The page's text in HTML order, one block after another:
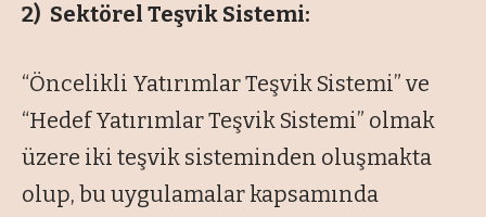
2) Sektörel Teşvik Sistemi:
“Öncelikli Yatırımlar Teşvik Sistemi” ve
“Hedef Yatırımlar Teşvik Sistemi” olmak
üzere iki teşvik sisteminden oluşmakta
olup, bu uygulamalar kapsamında